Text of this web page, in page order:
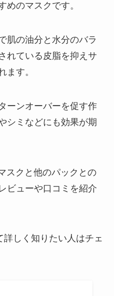
めのマスクです。
肌の油分と水分のバラ
れている皮脂を抑えサ
ます。
ーンオーバーを促す作
シミなどにも効果が期
スクと他のパックとの
ビューや口コミを紹介
詳しく知りたい人はチェ